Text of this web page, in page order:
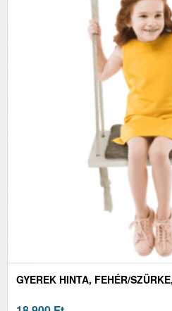
GYEREK HINTA, FEHÉR/